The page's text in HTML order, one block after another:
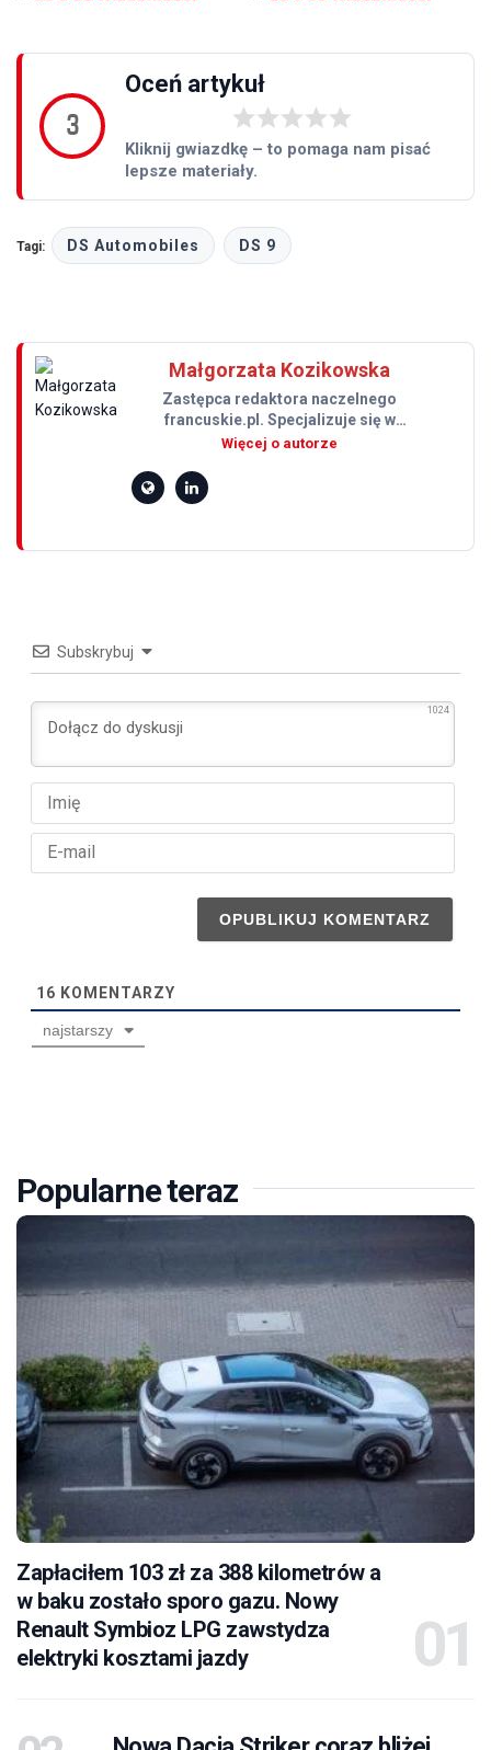
3
Tagi: DS Automobiles DS 9
Małgorzata Kozikowska
Zastępca redaktora naczelnego
francuskie.pl. Specjalizuje się w
bieżących wydarzeniach rynku
oraz relacjach z krajowych i
międzynarodowych wydarzeń
Subskrybuj
1024
E-
16 KOMENTARZY
najstarszy
Popularne teraz
Zapłaciłem 103 zł za 388 kilometrów a
w baku zostało sporo gazu. Nowy
Renault Symbioz LPG zawstydza
elektryki kosztami jazdy